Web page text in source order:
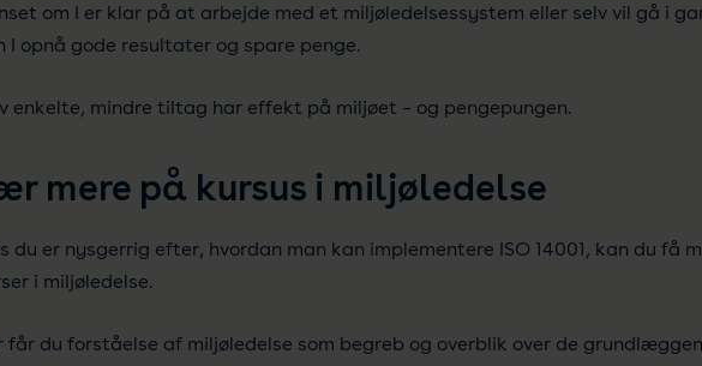
om I er klar på at arbejde med et miljøledelsessystem eller selv vil gå i
I opnå gode resultater og spare penge.
enkelte, mindre tiltag har effekt på miljøet – og pengepungen.
mere på kursus i miljøledelse
du er nysgerrig efter, hvordan man kan implementere ISO 14001, kan du få
i miljøledelse.
får du forståelse af miljøledelse som begreb og overblik over de